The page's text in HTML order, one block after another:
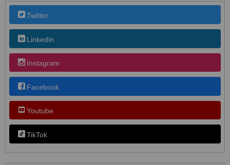
Twitter
Linkedin
Instagram
Facebook
Youtube
TikTok